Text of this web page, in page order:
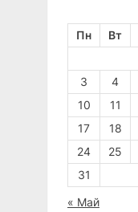
Пн Вт
3
4
10
11
17
18
24
25
31
« Май